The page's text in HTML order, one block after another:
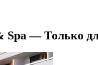
— Только